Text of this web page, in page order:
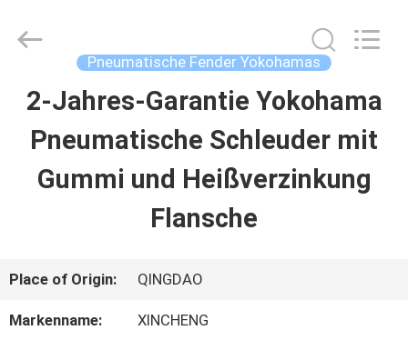
HAUS
PRODUKTE
SHOW
Rubber
Products
Rights
Pneumatische Fender Yokohamas
2-Jahres-Garantie Yokohama
Pneumatische Schleuder mit
Gummi und Heißverzinkung
Flansche
Place of Origin: QINGDAO
Markenname: XINCHENG